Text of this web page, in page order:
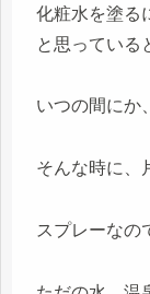
化粧水を塗る
と思っている
いつの間にか
そんな時に、
スプレーなの